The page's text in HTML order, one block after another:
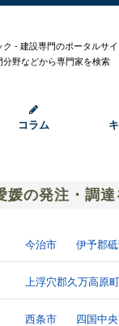
ク - 建設専門のポータルサ
分野などから専門家を検索
コラム
媛の発注・調
今治市 伊予郡
上浮穴郡久万高原町
西条市 四国中